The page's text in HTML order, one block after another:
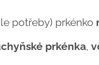
potřeby) prkénko
prkénka,